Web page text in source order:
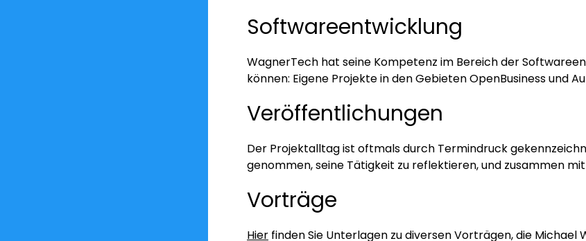
Softwareentwicklung
WagnerTech hat seine Kompetenz im Bereich der
können: Eigene Projekte in den Gebieten OpenBusiness und
Veröffentlichungen
Der Projektalltag ist oftmals durch Termindruck
genommen, seine Tätigkeit zu reflektieren, und zusammen
Vorträge
Hier finden Sie Unterlagen zu diversen Vorträgen, die